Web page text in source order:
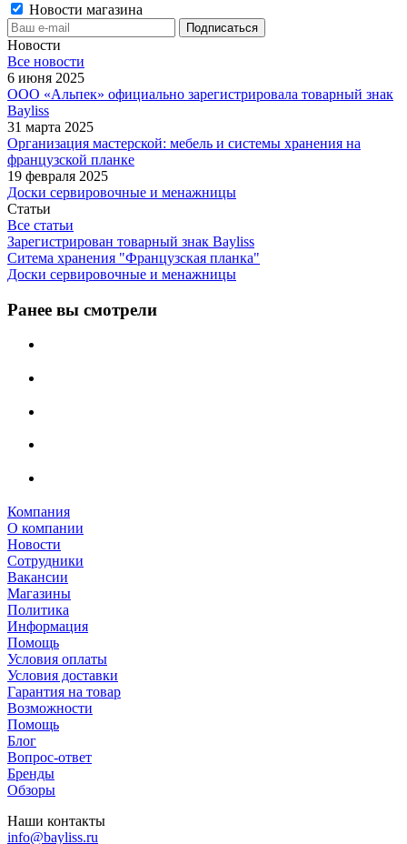
Новости магазина
Новости
Все новости
6 июня 2025
ООО «Альпек» официально зарегистрировала товарный знак
Bayliss
31 марта 2025
Организация мастерской: мебель и системы хранения на
французской планке
19 февраля 2025
Доски сервировочные и менажницы
Статьи
Все статьи
Зарегистрирован товарный знак Bayliss
Ситема хранения "Французская планка"
Доски сервировочные и менажницы
Ранее вы смотрели
Компания
О компании
Новости
Сотрудники
Вакансии
Магазины
Политика
Информация
Помощь
Условия оплаты
Условия доставки
Гарантия на товар
Возможности
Помощь
Блог
Вопрос-ответ
Бренды
Обзоры
Наши контакты
info@bayliss.ru